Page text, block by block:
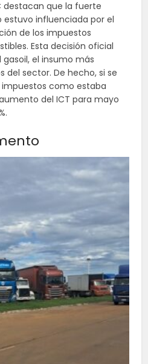
destacan que la fuerte
influenciada por el
de los impuestos
Esta decisión oficial
el insumo más
del sector. De hecho, si se
como estaba
del ICT para mayo